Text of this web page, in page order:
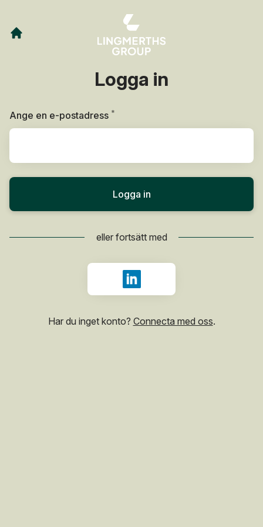
Logga in
Ange en e-postadress *
Logga in
eller fortsätt med
Logga in med LinkedIn
Har du inget konto? Connecta med oss.